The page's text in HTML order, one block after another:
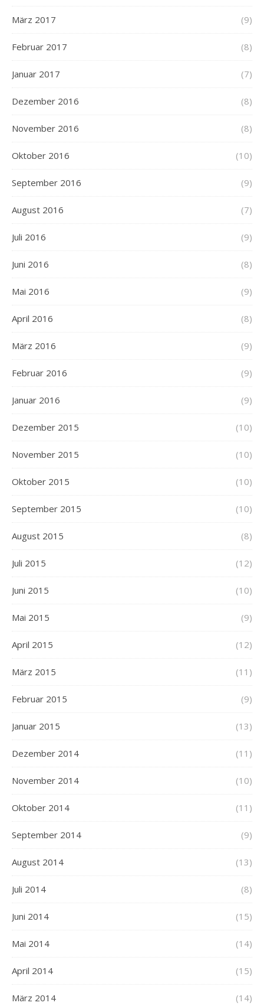
März 2017 (9)
Februar 2017 (8)
Januar 2017 (7)
Dezember 2016 (8)
November 2016 (8)
Oktober 2016 (10)
September 2016 (9)
August 2016 (7)
Juli 2016 (9)
Juni 2016 (8)
Mai 2016 (9)
April 2016 (8)
März 2016 (9)
Februar 2016 (9)
Januar 2016 (9)
Dezember 2015 (10)
November 2015 (10)
Oktober 2015 (10)
September 2015 (10)
August 2015 (8)
Juli 2015 (12)
Juni 2015 (10)
Mai 2015 (9)
April 2015 (12)
März 2015 (11)
Februar 2015 (9)
Januar 2015 (13)
Dezember 2014 (11)
November 2014 (10)
Oktober 2014 (11)
September 2014 (9)
August 2014 (13)
Juli 2014 (8)
Juni 2014 (15)
Mai 2014 (14)
April 2014 (15)
März 2014 (14)